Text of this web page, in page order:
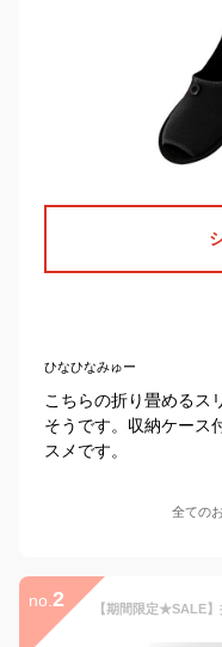
ひなひなみゅー
こちらの折り畳めるス
そうです。収納ケース
スメです。
全ての
no. 2